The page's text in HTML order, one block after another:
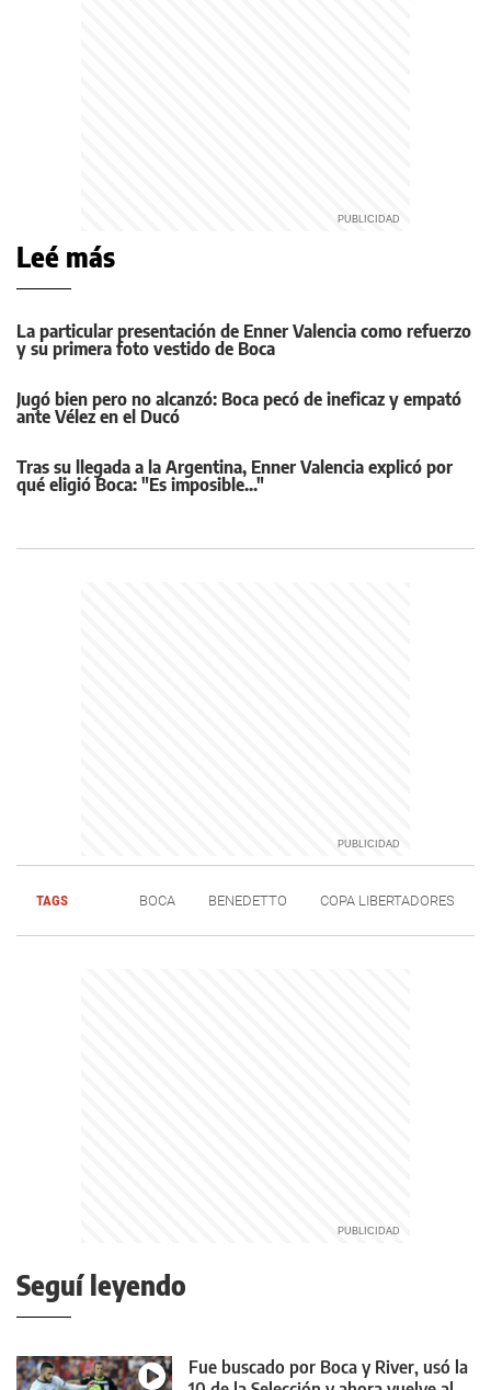
Leé más
La particular presentación de Enner Valencia como refuerzo
y su primera foto vestido de Boca
Jugó bien pero no alcanzó: Boca pecó de ineficaz y empató
ante Vélez en el Ducó
Tras su llegada a la Argentina, Enner Valencia explicó por
qué eligió Boca: "Es imposible..."
TAGS BOCA BENEDETTO COPA LIBERTADORES
Seguí leyendo
Fue buscado por Boca y River, usó la